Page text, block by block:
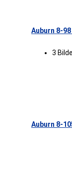
Auburn 8-
3
Auburn 8-